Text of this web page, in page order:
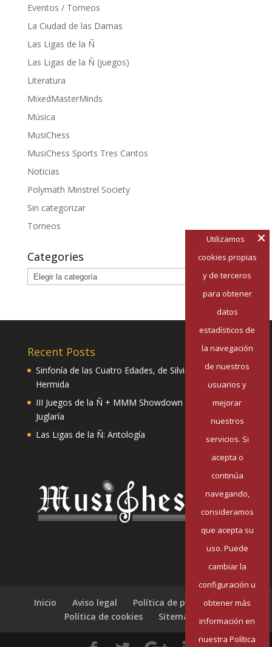
Eventos / Torneos
La Ciudad de las Damas
Las Ligas de la Ñ
Las Ligas de la Ñ (juegos)
Literatura
MixedMasterMinds
Música
MusiChess
MusiChess Sports Tres Cantos
Noticias
Polymath Minstrel Society
Sin categorizar
Torneos
Categories
Categories
Recent Posts
Sinfonía de las Cuatro Edades, de Silvia Pazos
Hermida
III Juegos de la Ñ + MMM Showdown II: Mester de
Juglaría
Las Ligas de la Ñ: Antología
Inicio Aviso legal
Política de privacidad
Política de cookies
Sitemap
Utilizamos
cookies propias
y de terceros
para obtener
datos
estadísticos de
la navegación
de nuestros
usuarios y
mejorar
nuestros
servicios. Si
acepta o
continúa
navegando,
consideramos
que acepta su
uso. Puede
cambiar la
configuración u
obtener más
información en
nuestra Política